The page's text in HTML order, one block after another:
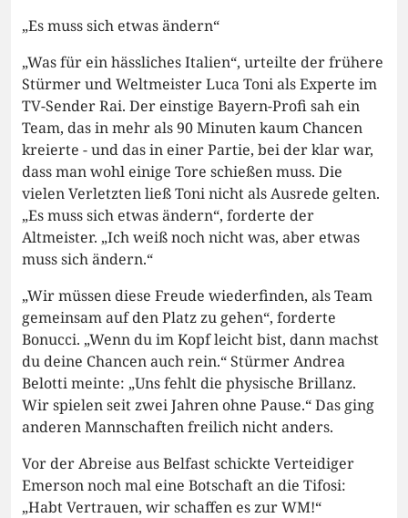
„Es muss sich etwas ändern“
„Was für ein hässliches Italien“, urteilte der frühere
Stürmer und Weltmeister Luca Toni als Experte im
TV-Sender Rai. Der einstige Bayern-Profi sah ein
Team, das in mehr als 90 Minuten kaum Chancen
kreierte - und das in einer Partie, bei der klar war,
dass man wohl einige Tore schießen muss. Die
vielen Verletzten ließ Toni nicht als Ausrede gelten.
„Es muss sich etwas ändern“, forderte der
Altmeister. „Ich weiß noch nicht was, aber etwas
muss sich ändern.“
„Wir müssen diese Freude wiederfinden, als Team
gemeinsam auf den Platz zu gehen“, forderte
Bonucci. „Wenn du im Kopf leicht bist, dann machst
du deine Chancen auch rein.“ Stürmer Andrea
Belotti meinte: „Uns fehlt die physische Brillanz.
Wir spielen seit zwei Jahren ohne Pause.“ Das ging
anderen Mannschaften freilich nicht anders.
Vor der Abreise aus Belfast schickte Verteidiger
Emerson noch mal eine Botschaft an die Tifosi:
„Habt Vertrauen, wir schaffen es zur WM!“